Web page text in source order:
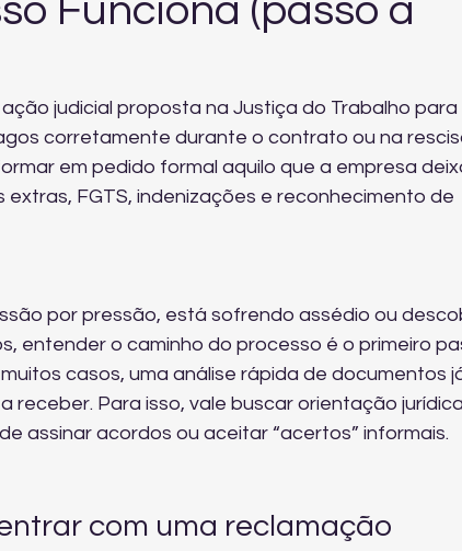
Funciona (passo a
judicial proposta na Justiça do Trabalho para
corretamente durante o contrato ou na
em pedido formal aquilo que a empresa
extras, FGTS, indenizações e reconhecimento de
por pressão, está sofrendo assédio ou
entender o caminho do processo é o primeiro
casos, uma análise rápida de documentos
receber. Para isso, vale buscar orientação
assinar acordos ou aceitar “acertos” informais.
com uma reclamação